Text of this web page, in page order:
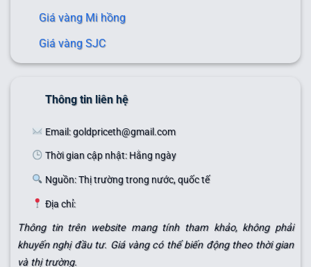
Giá vàng Mi hồng
Giá vàng SJC
Thông tin liên hệ
Email: goldpriceth@gmail.com
Thời gian cập nhật: Hằng ngày
Nguồn: Thị trường trong nước, quốc tế
Địa chỉ:
Thông tin trên website mang tính tham khảo, không phải
khuyến nghị đầu tư. Giá vàng có thể biến động theo thời gian
và thị trường.